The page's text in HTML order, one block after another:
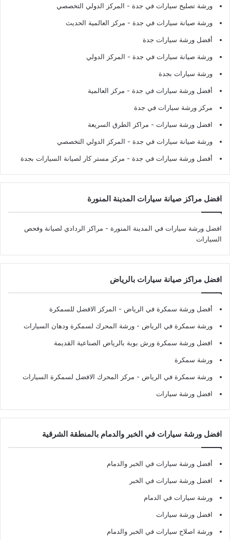
ورشة تصليح سيارات في جدة - المركز الدولي التخصصي
ورشة صيانة سيارات في جدة - مركز العالمية الحديث
أفضل ورشة سيارات جدة
ورشة صيانة سيارات في جدة - المركز الدولي
ورشة سيارات بجدة
أفضل ورشة سيارات في جدة - مركز العالمية
مركز ورشة سيارات في جدة
افضل ورشة سيارات - مراكز الطرق السريعة
ورشة صيانة سيارات في جدة - المركز الدولي التخصصي
أفضل ورشة سيارات في جدة - مركز مستر كار لصيانة السيارات بجدة
افضل مراكز صيانة سيارات المدينة المنورة
افضل ورشة سيارات في المدينة المنورة - مراكز الردادي لصيانة وفحص
السيارات
افضل مراكز صيانة سيارات بالرياض
أفضل ورشة سمكرة في الرياض - المركز الافضل للسمكرة
ورشة سمكرة في الرياض - ورشة المحرك لسمكرة ودهان السيارات
افضل ورشة سمكرة ورش بوية بالرياض الصناعية القديمة
ورشة سمكرة
ورشة سمكرة في الرياض - مركز المحرك الافضل لسمكرة السيارات
افضل ورشة سيارات
افضل ورشة سيارات في الخبر والدمام بالمنطقة الشرقية
أفضل ورشة سيارات في الخبر والدمام
افضل ورشة سيارات في الخبر
ورشة سيارات في الدمام
افضل ورشة سيارات
ورشة اصلاح سيارات في الخبر والدمام